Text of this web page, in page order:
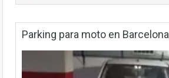
Parking para moto en Barcelona